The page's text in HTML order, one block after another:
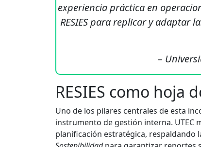
experiencia práctica en
RESIES para replicar y adaptar
–
RESIES como hoja
Uno de los pilares centrales de esta
instrumento de gestión interna. UTEC
planificación estratégica, respaldando